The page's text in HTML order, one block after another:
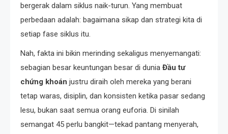
bergerak dalam siklus naik-turun. Yang membuat
perbedaan adalah: bagaimana sikap dan strategi kita di
setiap fase siklus itu.
Nah, fakta ini bikin merinding sekaligus menyemangati:
sebagian besar keuntungan besar di dunia Đầu tư
chứng khoán justru diraih oleh mereka yang berani
tetap waras, disiplin, dan konsisten ketika pasar sedang
lesu, bukan saat semua orang euforia. Di sinilah
semangat 45 perlu bangkit—tekad pantang menyerah,